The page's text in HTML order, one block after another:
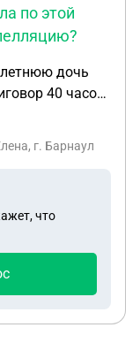
днк без моего
по этой
дочь
40 часов
действия
ущерб,
в связи с
возместили
Дело
нужно ли
г. Барнаул
что